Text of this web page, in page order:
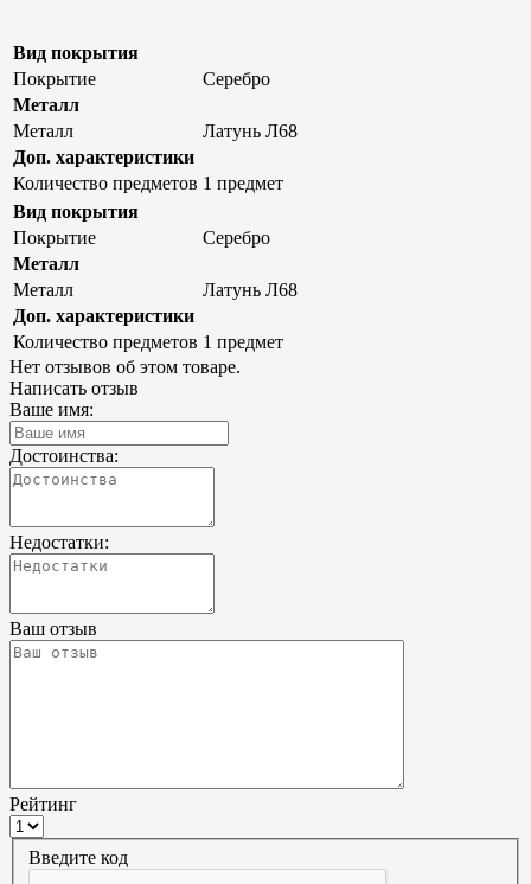
Вид покрытия
Покрытие
Серебро
Металл
Металл
Латунь Л68
Доп. характеристики
Количество предметов 1 предмет
Вид покрытия
Покрытие
Серебро
Металл
Металл
Латунь Л68
Доп. характеристики
Количество предметов 1 предмет
Нет отзывов об этом товаре.
Написать отзыв
Ваше имя:
Достоинства:
Недостатки:
Ваш отзыв
Рейтинг
Введите код